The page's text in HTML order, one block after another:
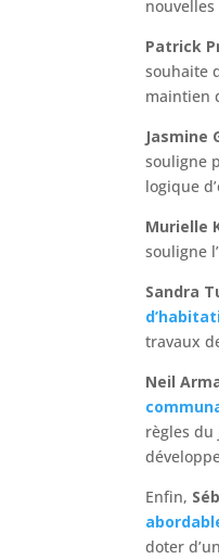
nouvelles
Patrick
souhaite
maintien
Jasmine
souligne
logique
Murielle
souligne
Sandra
travaux
Neil
règles
Enfin,
doter